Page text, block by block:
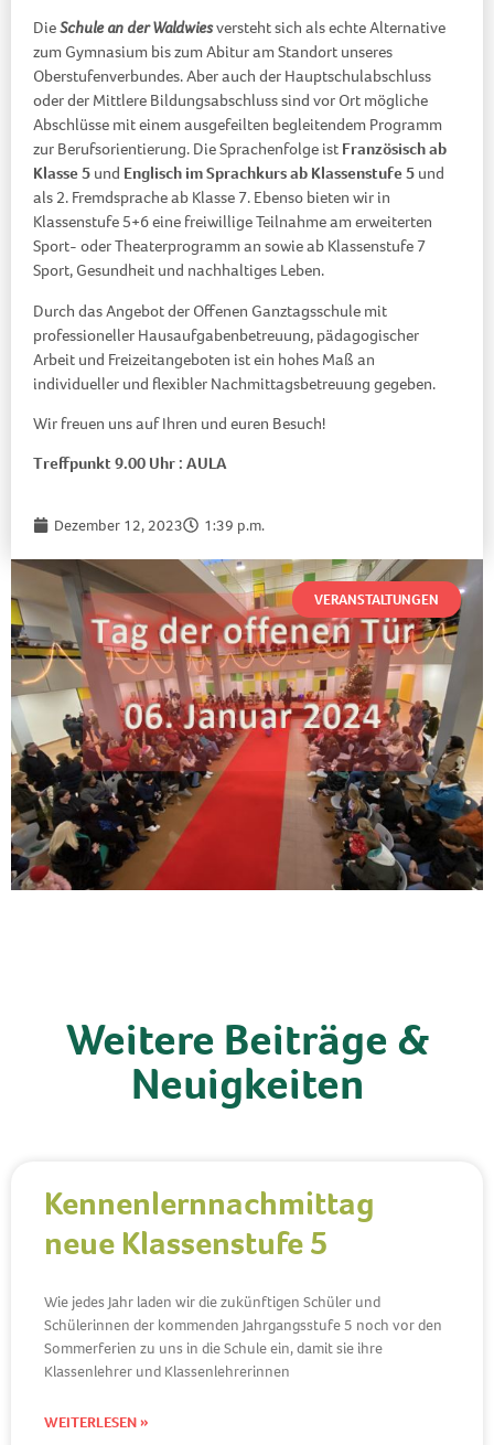
DieSchule an der Waldwiesversteht sich als echte Alternative
zum Gymnasium bis zum Abitur am Standort unseres
Oberstufenverbundes. Aber auch der Hauptschulabschluss
oder der Mittlere Bildungsabschluss sind vor Ort mögliche
Abschlüsse mit einem ausgefeilten begleitendem Programm
zur Berufsorientierung. Die Sprachenfolge ist Französisch ab
Klasse 5 und Englisch im Sprachkurs ab Klassenstufe 5 und
als 2. Fremdsprache ab Klasse 7. Ebenso bieten wir in
Klassenstufe 5+6 eine freiwillige Teilnahme am erweiterten
Sport- oder Theaterprogramm an sowie ab Klassenstufe 7
Sport, Gesundheit und nachhaltiges Leben.
Durch das Angebot der Offenen Ganztagsschule mit
professioneller Hausaufgabenbetreuung, pädagogischer
Arbeit und Freizeitangeboten ist ein hohes Maß an
individueller und flexibler Nachmittagsbetreuung gegeben.
Wir freuen uns auf Ihren und euren Besuch!
Treffpunkt 9.00 Uhr : AULA
Dezember 12, 2023 1:39 p.m.
VERANSTALTUNGEN
Weitere Beiträge &
Neuigkeiten
Kennenlernnachmittag
neue Klassenstufe 5
Wie jedes Jahr laden wir die zukünftigen Schüler und
Schülerinnen der kommenden Jahrgangsstufe 5 noch vor den
Sommerferien zu uns in die Schule ein, damit sie ihre
Klassenlehrer und Klassenlehrerinnen
WEITERLESEN »